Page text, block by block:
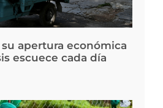
apertura económica
escuece cada día